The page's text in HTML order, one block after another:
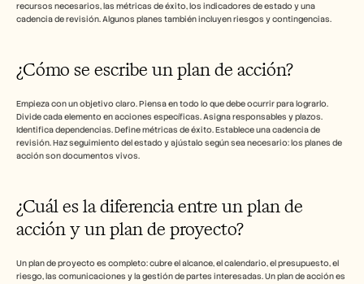
recursos necesarios, las métricas de éxito, los indicadores de estado y una
cadencia de revisión. Algunos planes también incluyen riesgos y contingencias.
¿Cómo se escribe un plan de acción?
Empieza con un objetivo claro. Piensa en todo lo que debe ocurrir para lograrlo.
Divide cada elemento en acciones específicas. Asigna responsables y plazos.
Identifica dependencias. Define métricas de éxito. Establece una cadencia de
revisión. Haz seguimiento del estado y ajústalo según sea necesario: los planes de
acción son documentos vivos.
¿Cuál es la diferencia entre un plan de
acción y un plan de proyecto?
Un plan de proyecto es completo: cubre el alcance, el calendario, el presupuesto, el
riesgo, las comunicaciones y la gestión de partes interesadas. Un plan de acción es